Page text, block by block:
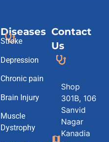
Diseases
Stroke
Depression
Chronic pain
Brain Injury
Muscle
Dystrophy
Contact
Us
map
Shop
301B, 106
Sanvid
Nagar
Kanadia